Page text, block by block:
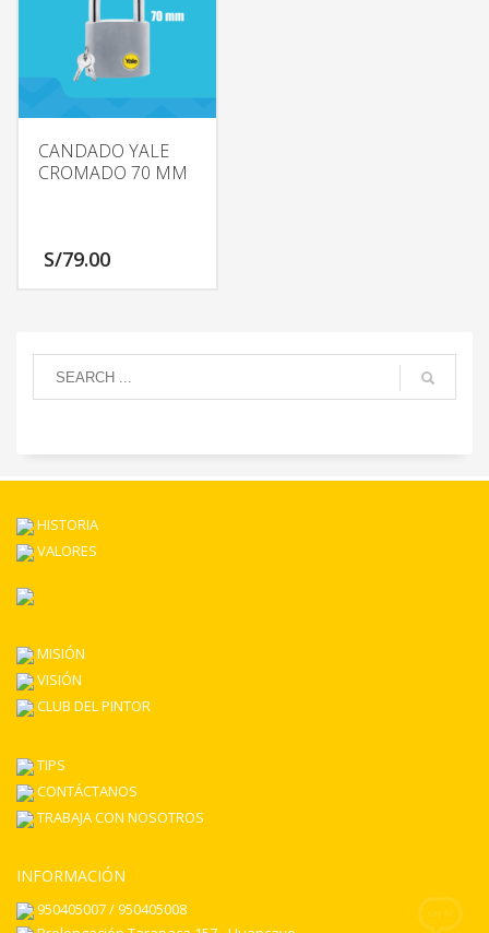
CANDADO YALE
CROMADO 70 MM
S/79.00
HISTORIA
VALORES
MISIÓN
VISIÓN
CLUB DEL PINTOR
TIPS
CONTÁCTANOS
TRABAJA CON NOSOTROS
INFORMACIÓN
950405007 / 950405008